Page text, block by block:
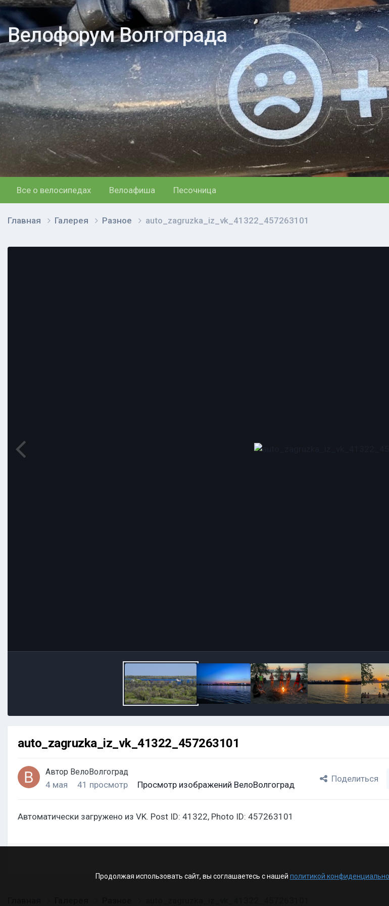
Велофорум Волгограда
Все о велосипедах Велоафиша Песочница
Главная Галерея Разное auto_zagruzka_iz_vk_41322_457263101
auto_zagruzka_iz_vk_41322_457263101
Автор ВелоВолгоград
4 мая 41 просмотр Просмотр изображений ВелоВолгоград
Поделиться
Автоматически загружено из VK. Post ID: 41322, Photo ID: 457263101
Продолжая использовать сайт, вы соглашаетесь с нашей политикой